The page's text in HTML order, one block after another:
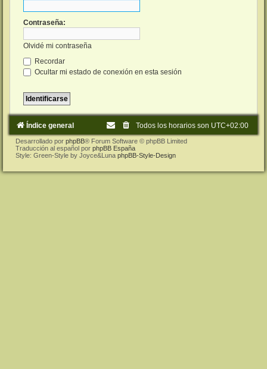
Contraseña:
Olvidé mi contraseña
Recordar
Ocultar mi estado de conexión en esta sesión
Índice general Todos los horarios son UTC+02:00
Desarrollado por phpBB® Forum Software © phpBB Limited
Traducción al español por phpBB España
Style: Green-Style by Joyce&Luna phpBB-Style-Design